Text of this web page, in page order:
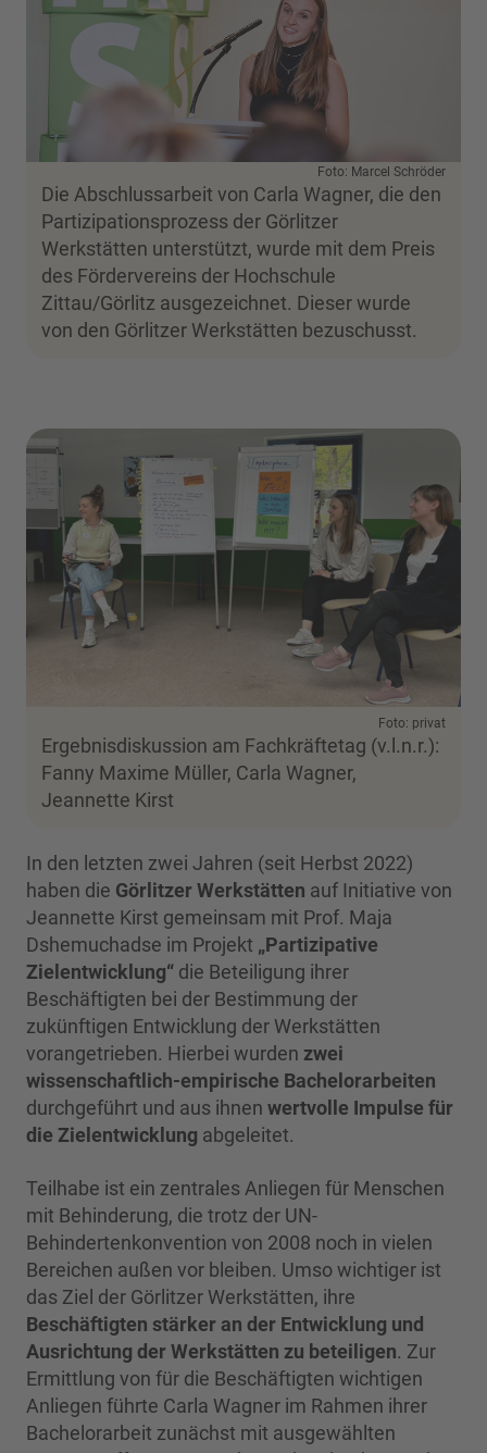
Foto: Marcel Schröder
Die Abschlussarbeit von Carla Wagner, die den
Partizipationsprozess der Görlitzer
Werkstätten unterstützt, wurde mit dem Preis
des Fördervereins der Hochschule
Zittau/Görlitz ausgezeichnet. Dieser wurde
von den Görlitzer Werkstätten bezuschusst.
Foto: privat
Ergebnisdiskussion am Fachkräftetag (v.l.n.r.):
Fanny Maxime Müller, Carla Wagner,
Jeannette Kirst
In den letzten zwei Jahren (seit Herbst 2022)
haben die Görlitzer Werkstätten auf Initiative von
Jeannette Kirst gemeinsam mit Prof. Maja
Dshemuchadse im Projekt „Partizipative
Zielentwicklung“ die Beteiligung ihrer
Beschäftigten bei der Bestimmung der
zukünftigen Entwicklung der Werkstätten
vorangetrieben. Hierbei wurden zwei
wissenschaftlich-empirische Bachelorarbeiten
durchgeführt und aus ihnen wertvolle Impulse für
die Zielentwicklung abgeleitet.
Teilhabe ist ein zentrales Anliegen für Menschen
mit Behinderung, die trotz der UN-
Behindertenkonvention von 2008 noch in vielen
Bereichen außen vor bleiben. Umso wichtiger ist
das Ziel der Görlitzer Werkstätten, ihre
Beschäftigten stärker an der Entwicklung und
Ausrichtung der Werkstätten zu beteiligen. Zur
Ermittlung von für die Beschäftigten wichtigen
Anliegen führte Carla Wagner im Rahmen ihrer
Bachelorarbeit zunächst mit ausgewählten